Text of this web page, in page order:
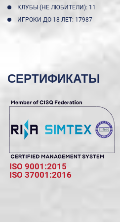
КЛУБЫ (НЕ ЛЮБИТЕЛИ): 11
ИГРОКИ ДО 18 ЛЕТ: 17987
СЕРТИФИКАТЫ
ISO 9001:2015
ISO 37001:2016